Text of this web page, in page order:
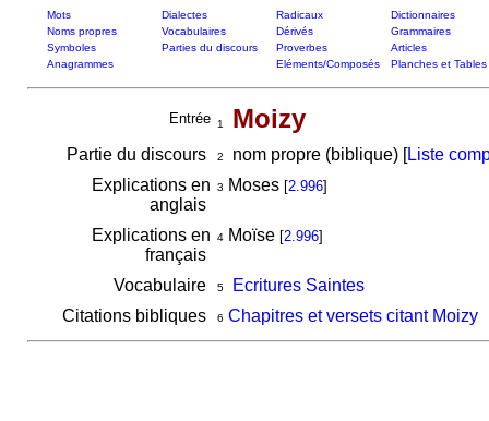
Mots Dialectes Radicaux
Dictionnaires
Noms propres
Vocabulaires Dérivés
Grammaires
Symboles
Parties du discours Proverbes
Articles
Anagrammes
Eléments/Composés Planches et Tables
Entrée 1 Moizy
Partie du discours 2 nom propre (biblique) [Liste
Explications en
anglais
3 Moses [2.996]
Explications en
français
4Moïse [2.996]
Vocabulaire 5
Ecritures Saintes
Citations bibliques
6 Chapitres et versets citant Moizy